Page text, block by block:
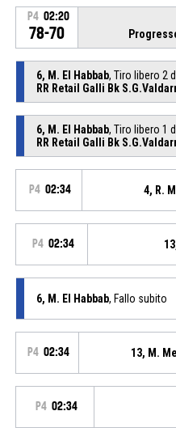
P4 02:20
78-70
6, M. El Habbab, Tiro libero 2
RR Retail Galli Bk
6, M. El Habbab, Tiro libero 1
RR Retail Galli Bk
P4 02:34 4, R.
P4 02:34
6, M. El Habbab, Fallo subito
P4 02:34 13, M.
P4 02:34